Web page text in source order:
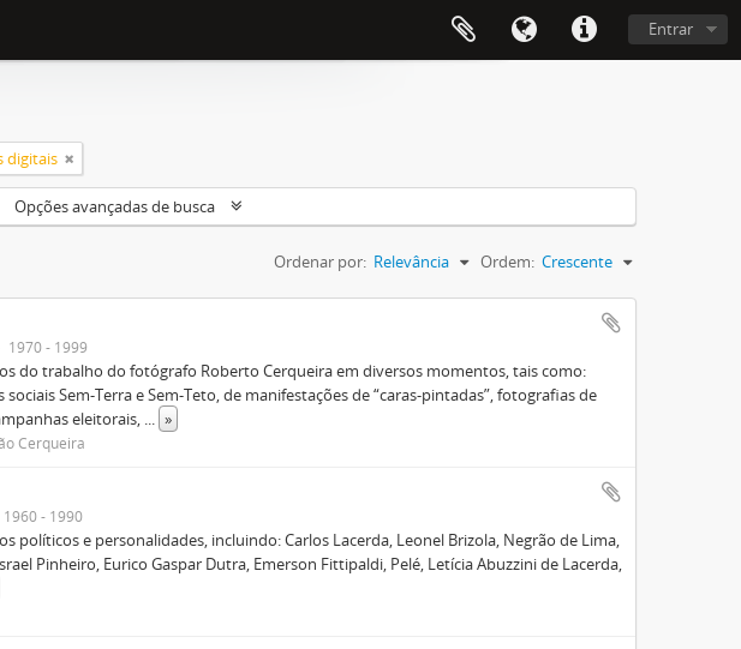
Entrar
digitais
Opções avançadas de busca
Ordenar por: Relevância Ordem: Crescente
1970 - 1999
do trabalho do fotógrafo Roberto Cerqueira em diversos momentos, tais como:
Sem-Terra e Sem-Teto, de manifestações de “caras-pintadas”, fotografias de
eleitorais, ... »
Cerqueira
1960 - 1990
políticos e personalidades, incluindo: Carlos Lacerda, Leonel Brizola, Negrão de Lima,
Pinheiro, Eurico Gaspar Dutra, Emerson Fittipaldi, Pelé, Letícia Abuzzini de Lacerda,